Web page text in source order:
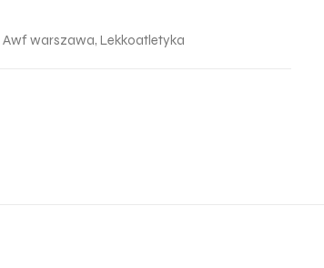
Awf warszawa, Lekkoatletyka